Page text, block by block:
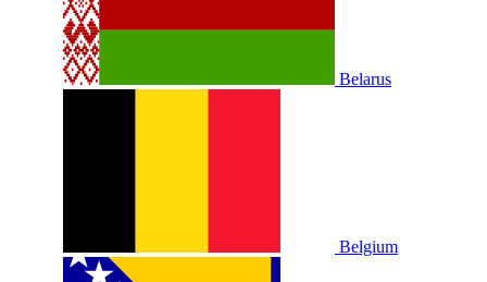
Belarus
Belgium